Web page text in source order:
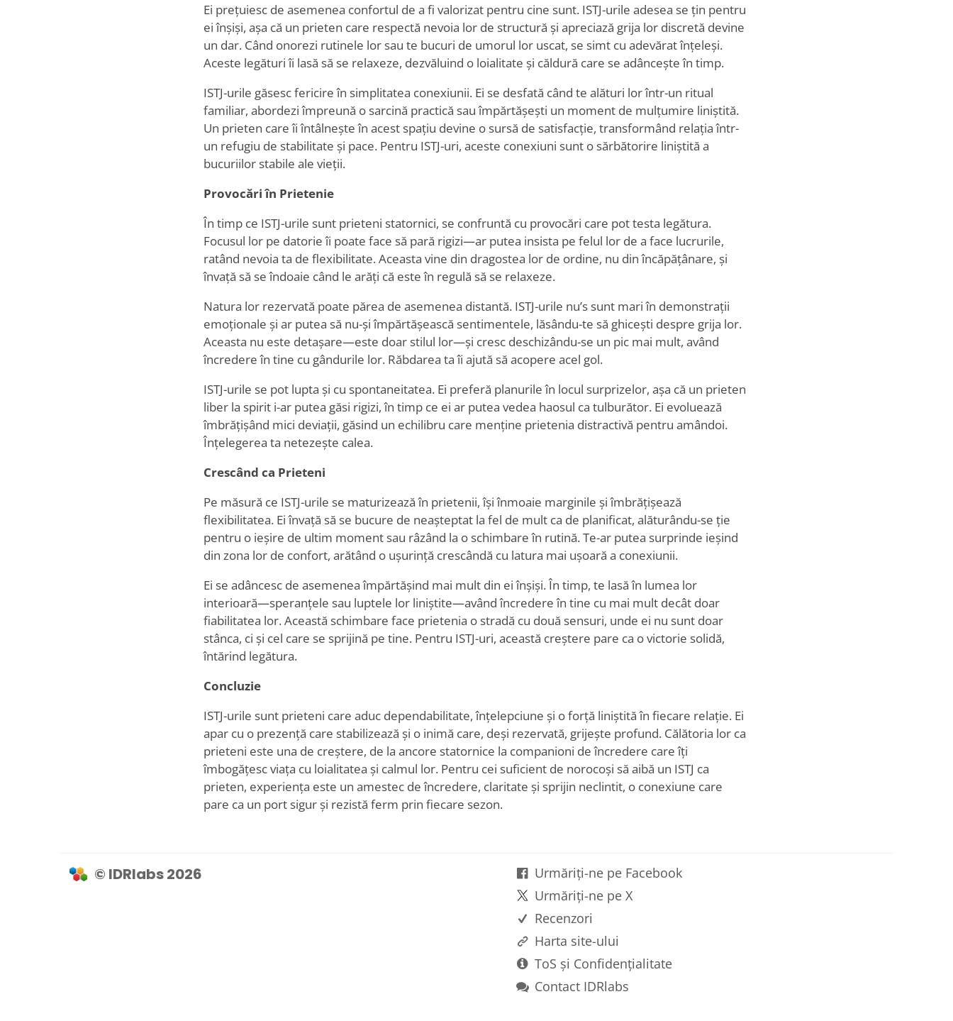
Ei prețuiesc de asemenea confortul de a fi valorizat pentru cine sunt. ISTJ-urile adesea se țin pentru
ei înșiși, așa că un prieten care respectă nevoia lor de structură și apreciază grija lor discretă devine
un dar. Când onorezi rutinele lor sau te bucuri de umorul lor uscat, se simt cu adevărat înțeleși.
Aceste legături îi lasă să se relaxeze, dezvăluind o loialitate și căldură care se adâncește în timp.
ISTJ-urile găsesc fericire în simplitatea conexiunii. Ei se desfată când te alături lor într-un ritual
familiar, abordezi împreună o sarcină practică sau împărtășești un moment de mulțumire liniștită.
Un prieten care îi întâlnește în acest spațiu devine o sursă de satisfacție, transformând relația într-
un refugiu de stabilitate și pace. Pentru ISTJ-uri, aceste conexiuni sunt o sărbătorire liniștită a
bucuriilor stabile ale vieții.
Provocări în Prietenie
În timp ce ISTJ-urile sunt prieteni statornici, se confruntă cu provocări care pot testa legătura.
Focusul lor pe datorie îi poate face să pară rigizi—ar putea insista pe felul lor de a face lucrurile,
ratând nevoia ta de flexibilitate. Aceasta vine din dragostea lor de ordine, nu din încăpățânare, și
învață să se îndoaie când le arăți că este în regulă să se relaxeze.
Natura lor rezervată poate părea de asemenea distantă. ISTJ-urile nu’s sunt mari în demonstrații
emoționale și ar putea să nu-și împărtășească sentimentele, lăsându-te să ghicești despre grija lor.
Aceasta nu este detașare—este doar stilul lor—și cresc deschizându-se un pic mai mult, având
încredere în tine cu gândurile lor. Răbdarea ta îi ajută să acopere acel gol.
ISTJ-urile se pot lupta și cu spontaneitatea. Ei preferă planurile în locul surprizelor, așa că un prieten
liber la spirit i-ar putea găsi rigizi, în timp ce ei ar putea vedea haosul ca tulburător. Ei evoluează
îmbrățișând mici deviații, găsind un echilibru care menține prietenia distractivă pentru amândoi.
Înțelegerea ta netezește calea.
Crescând ca Prieteni
Pe măsură ce ISTJ-urile se maturizează în prietenii, își înmoaie marginile și îmbrățișează
flexibilitatea. Ei învață să se bucure de neașteptat la fel de mult ca de planificat, alăturându-se ție
pentru o ieșire de ultim moment sau râzând la o schimbare în rutină. Te-ar putea surprinde ieșind
din zona lor de confort, arătând o ușurință crescândă cu latura mai ușoară a conexiunii.
Ei se adâncesc de asemenea împărtășind mai mult din ei înșiși. În timp, te lasă în lumea lor
interioară—speranțele sau luptele lor liniștite—având încredere în tine cu mai mult decât doar
fiabilitatea lor. Această schimbare face prietenia o stradă cu două sensuri, unde ei nu sunt doar
stânca, ci și cel care se sprijină pe tine. Pentru ISTJ-uri, această creștere pare ca o victorie solidă,
întărind legătura.
Concluzie
ISTJ-urile sunt prieteni care aduc dependabilitate, înțelepciune și o forță liniștită în fiecare relație. Ei
apar cu o prezență care stabilizează și o inimă care, deși rezervată, grijește profund. Călătoria lor ca
prieteni este una de creștere, de la ancore statornice la companioni de încredere care îți
îmbogățesc viața cu loialitatea și calmul lor. Pentru cei suficient de norocoși să aibă un ISTJ ca
prieten, experiența este un amestec de încredere, claritate și sprijin neclintit, o conexiune care
pare ca un port sigur și rezistă ferm prin fiecare sezon.
© IDRlabs 2026
Urmăriți-ne pe Facebook
Urmăriți-ne pe X
Recenzori
Harta site-ului
ToS și Confidențialitate
Contact IDRlabs